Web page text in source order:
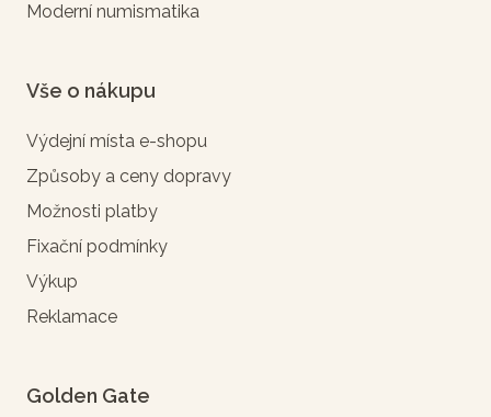
Moderní numismatika
Vše o nákupu
Výdejní místa e-shopu
Způsoby a ceny dopravy
Možnosti platby
Fixační podmínky
Výkup
Reklamace
Golden Gate